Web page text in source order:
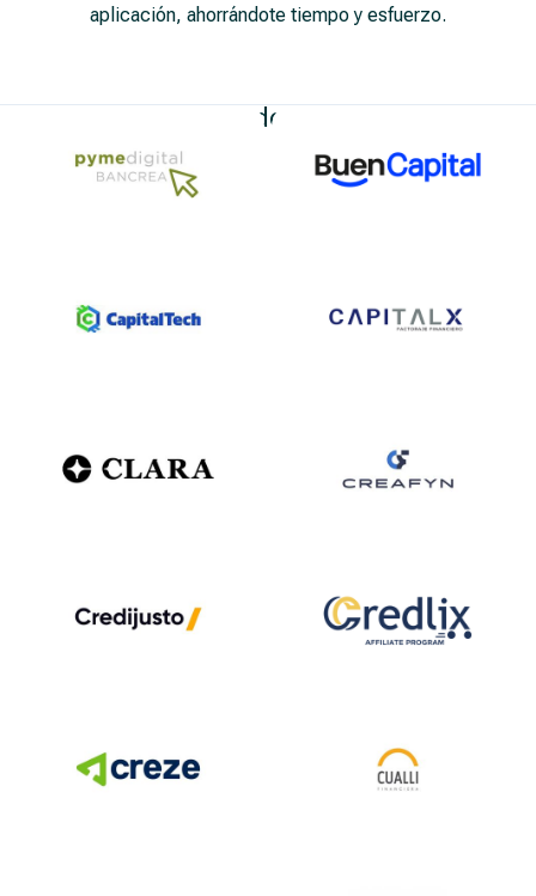
aplicación, ahorrándote tiempo y esfuerzo.
Nuestros Aliados Financieros